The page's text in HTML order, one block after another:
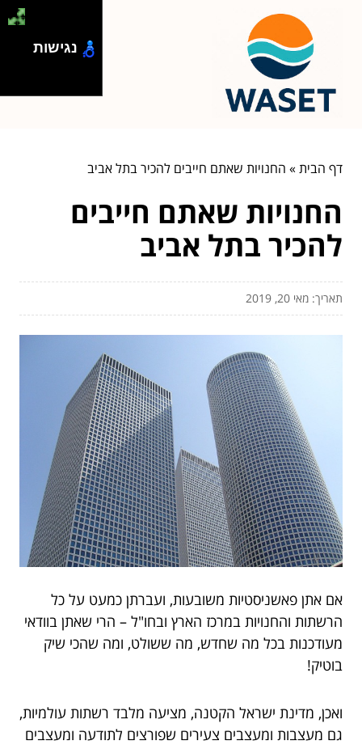
דף הבית» החנויות שאתם חייבים להכיר בתל אביב
החנויות שאתם חייבים
להכיר בתל אביב
תאריך: מאי 20, 2019
אם אתן פאשניסטיות משובעות, ועברתן כמעט על כל
הרשתות והחנויות במרכז הארץ ובחו"ל – הרי שאתן בוודאי
מעודכנות בכל מה שחדש, מה ששולט, ומה שהכי שיק
בוטיק!
ואכן, מדינת ישראל הקטנה, מציעה מלבד רשתות עולמיות,
גם מעצבות ומעצבים צעירים שפורצים לתודעה ומעצבים
נגישות